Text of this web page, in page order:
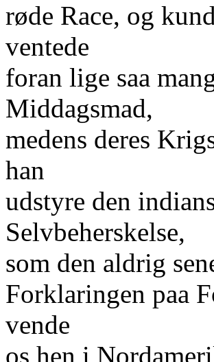
røde Race, og
ventede
foran lige saa
Middagsmad,
medens deres
han
udstyre den
Selvbeherskelse,
som den aldrig
Forklaringen paa
vende
os hen i